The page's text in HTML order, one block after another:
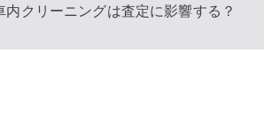
内クリーニングは査定に影響する？